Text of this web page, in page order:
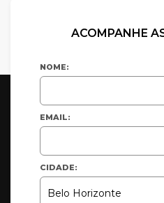
ACOMPANHE
NOME:
EMAIL:
CIDADE: